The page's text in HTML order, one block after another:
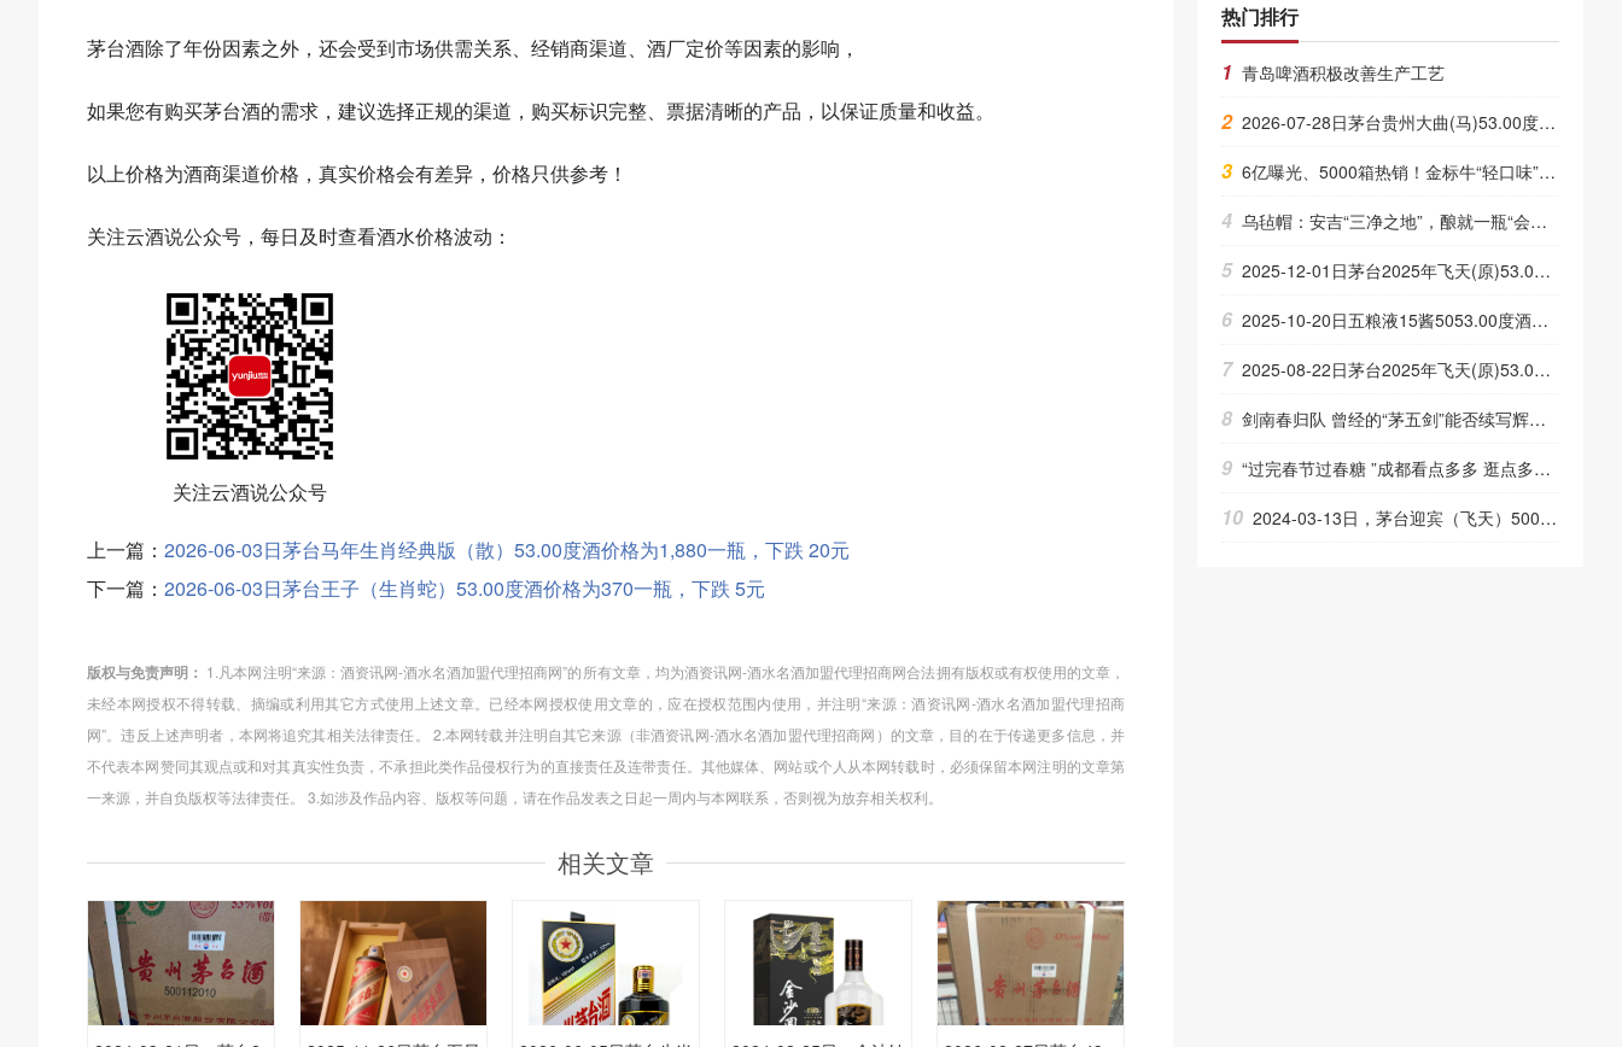
茅台酒除了年份因素之外，还会受到市场供需关系、经销商渠道、酒厂定价等因素的影响，
如果您有购买茅台酒的需求，建议选择正规的渠道，购买标识完整、票据清晰的产品，以保证质量和收益。
以上价格为酒商渠道价格，真实价格会有差异，价格只供参考！
关注云酒说公众号，每日及时查看酒水价格波动：
关注云酒说公众号
上一篇： 2026-06-03日茅台马年生肖经典版（散）53.00度酒价格为1,880一瓶，下跌 20元
下一篇： 2026-06-03日茅台王子（生肖蛇）53.00度酒价格为370一瓶，下跌 5元
版权与免责声明： 1.凡本网注明“来源：酒资讯网-酒水名酒加盟代理招商网”的所有文章，均为酒资讯网-酒水名酒加盟代理招商网合法拥有版权或有权使用的文章，
未经本网授权不得转载、摘编或利用其它方式使用上述文章。已经本网授权使用文章的，应在授权范围内使用，并注明“来源：酒资讯网-酒水名酒加盟代理招商
网”。违反上述声明者，本网将追究其相关法律责任。 2.本网转载并注明自其它来源（非酒资讯网-酒水名酒加盟代理招商网）的文章，目的在于传递更多信息，并
不代表本网赞同其观点或和对其真实性负责，不承担此类作品侵权行为的直接责任及连带责任。其他媒体、网站或个人从本网转载时，必须保留本网注明的文章第
一来源，并自负版权等法律责任。 3.如涉及作品内容、版权等问题，请在作品发表之日起一周内与本网联系，否则视为放弃相关权利。
相关文章
热门排行
1 青岛啤酒积极改善生产工艺
2 2026-07-28日茅台贵州大曲(马)53.00度酒价格为1,050一瓶，下跌 30元
3 6亿曝光、5000箱热销！金标牛“轻口味”何以征服年轻市场？
4 乌毡帽：安吉“三净之地”，酿就一瓶“会呼吸”的清爽型黄酒
5 2025-12-01日茅台2025年飞天(原)53.00度酒价格为1,575一瓶，下跌 5元
6 2025-10-20日五粮液15酱5053.00度酒价格为570一瓶，上涨 570元
7 2025-08-22日茅台2025年飞天(原)53.00度酒价格为1,845一瓶，下跌 10元
8 剑南春归队 曾经的“茅五剑”能否续写辉煌？
9 “过完春节过春糖 ”成都看点多多 逛点多多……
10 2024-03-13日，茅台迎宾（飞天）500ML53.00度酒每瓶的价格是多少呢？